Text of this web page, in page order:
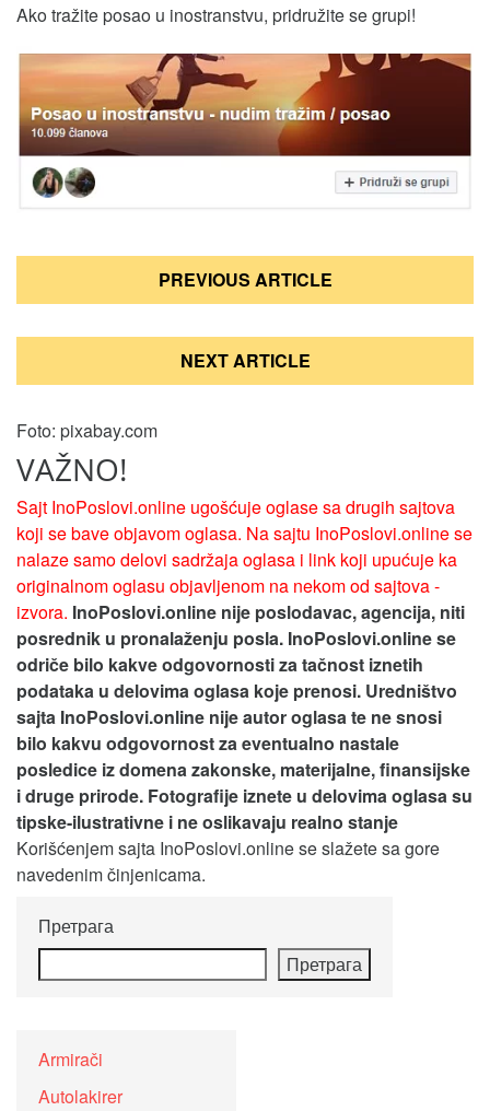
Ako tražite posao u inostranstvu, pridružite se grupi!
Кретање
PREVIOUS ARTICLE
NEXT ARTICLE
Foto: pixabay.com
VAŽNO!
Sajt InoPoslovi.online ugošćuje oglase sa drugih sajtova
koji se bave objavom oglasa. Na sajtu InoPoslovi.online se
nalaze samo delovi sadržaja oglasa i link koji upućuje ka
originalnom oglasu objavljenom na nekom od sajtova -
izvora. InoPoslovi.online nije poslodavac, agencija, niti
posrednik u pronalaženju posla. InoPoslovi.online se
odriče bilo kakve odgovornosti za tačnost iznetih
podataka u delovima oglasa koje prenosi. Uredništvo
sajta InoPoslovi.online nije autor oglasa te ne snosi
bilo kakvu odgovornost za eventualno nastale
posledice iz domena zakonske, materijalne, finansijske
i druge prirode. Fotografije iznete u delovima oglasa su
tipske-ilustrativne i ne oslikavaju realno stanje
Korišćenjem sajta InoPoslovi.online se slažete sa gore
navedenim činjenicama.
Претрага
Претрага
Armirači
Autolakirer